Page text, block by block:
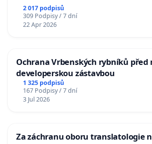
2 017 podpisů
309 Podpisy / 7 dní
22 Apr 2026
Ochrana Vrbenských rybníků před
developerskou zástavbou
1 325 podpisů
167 Podpisy / 7 dní
3 Jul 2026
Za záchranu oboru translatologie